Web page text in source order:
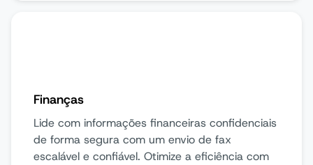
Finanças
Lide com informações financeiras confidenciais
de forma segura com um envio de fax
escalável e confiável. Otimize a eficiência com